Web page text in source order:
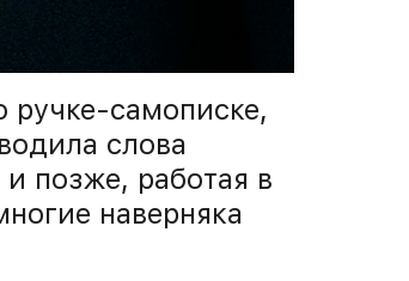
ручке-самописке,
слова
позже, работая в
наверняка